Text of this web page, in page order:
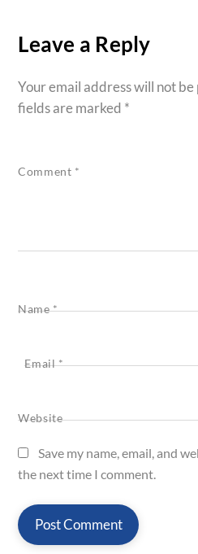
Leave a Reply
Your email address will not be
fields are marked *
Comment *
Name*
Email*
Website
Save my name, email, and
the next time I comment.